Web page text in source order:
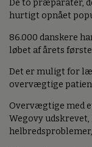
De to præparater,
hurtigt opnået
86.000 danskere
løbet af årets
Det er muligt for
overvægtige
Overvægtige med
Wegovy udskrevet,